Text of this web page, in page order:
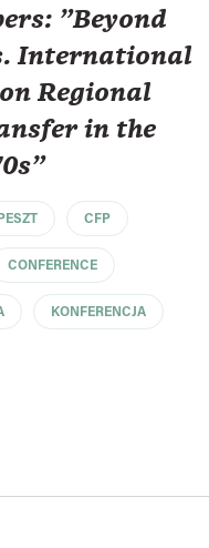
"Beyond
International
Regional
in the
CFP
CONFERENCE
KONFERENCJA